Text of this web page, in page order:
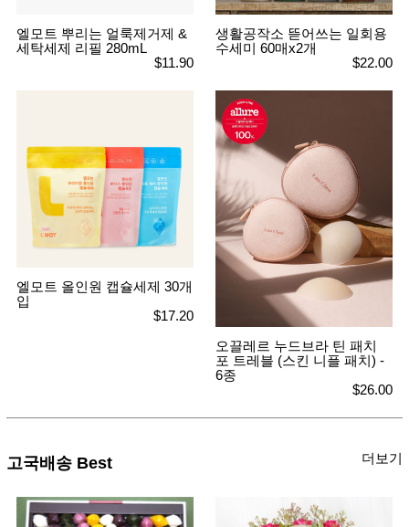
엘모트 뿌리는 얼룩제거제 &
세탁세제 리필 280mL
$11.90
생활공작소 뜯어쓰는 일회용
수세미 60매x2개
$22.00
엘모트 올인원 캡슐세제 30개
입
$17.20
오끌레르 누드브라 틴 패치
포 트레블 (스킨 니플 패치) -
6종
$26.00
고국배송 Best 더보기